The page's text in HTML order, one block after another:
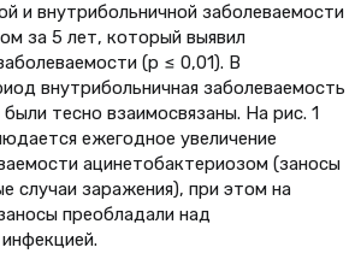
и внутрибольничной заболеваемости
за 5 лет, который выявил
(р ≤ 0,01). В
внутрибольничная заболеваемость
тесно взаимосвязаны. На рис. 1
ежегодное увеличение
ацинетобактериозом (заносы
случаи заражения), при этом на
преобладали над